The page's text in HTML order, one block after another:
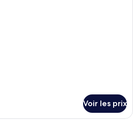
Voir les prix